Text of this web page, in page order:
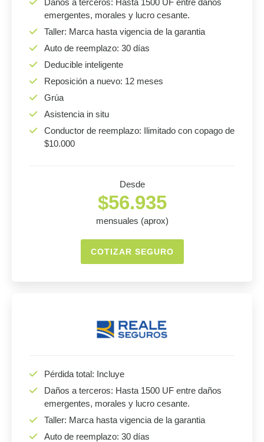
Daños a terceros: Hasta 1500 UF entre daños
emergentes, morales y lucro cesante.
Taller: Marca hasta vigencia de la garantia
Auto de reemplazo: 30 días
Deducible inteligente
Reposición a nuevo: 12 meses
Grúa
Asistencia in situ
Conductor de reemplazo: Ilimitado con copago de
$10.000
Desde
$56.935
mensuales (aprox)
COTIZAR SEGURO
Pérdida total: Incluye
Daños a terceros: Hasta 1500 UF entre daños
emergentes, morales y lucro cesante.
Taller: Marca hasta vigencia de la garantia
Auto de reemplazo: 30 días